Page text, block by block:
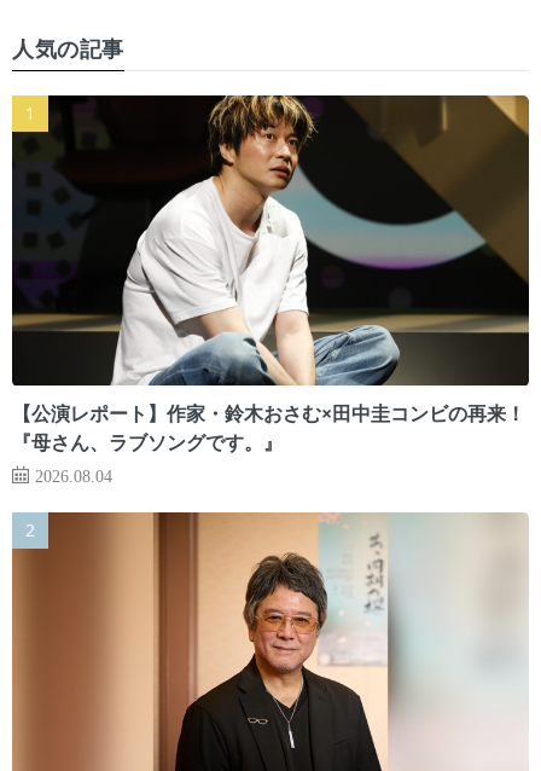
人気の記事
【公演レポート】作家・鈴木おさむ×田中圭コンビの再来！
『母さん、ラブソングです。』
2026.08.04